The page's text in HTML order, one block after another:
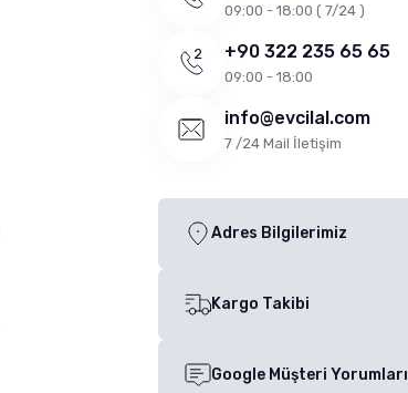
09:00 - 18:00 ( 7/24 )
+90 322 235 65 65
09:00 - 18:00
info@evcilal.com
7 /24 Mail İletişim
Adres Bilgilerimiz
Kargo Takibi
Google Müşteri Yorumları